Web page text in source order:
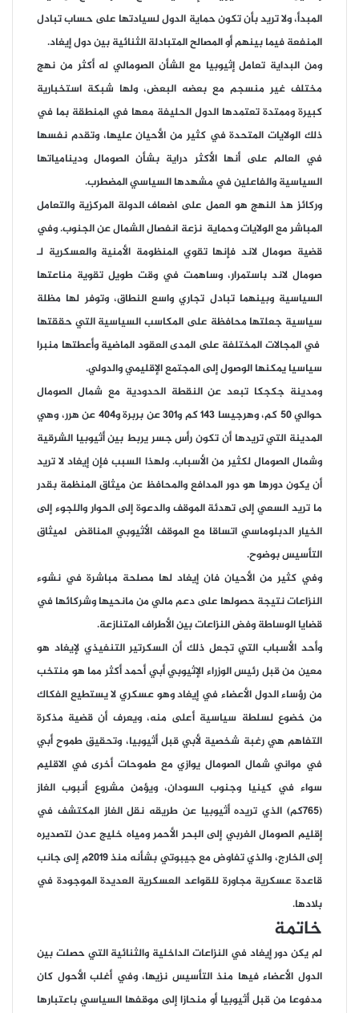
المبدأ، ولا تريد بأن تكون حماية الدول لسيادتها على حساب تبادل
المنفعة فيما بينهم أو المصالح المتبادلة الثنائية بين دول إيغاد.
ومن البداية تعامل إثيوبيا مع الشأن الصومالي له أكثر من نهج
مختلف غير منسجم مع بعضه البعض، ولها شبكة استخبارية
كبيرة وممتدة تعتمدها الدول الحليفة معها في المنطقة بما في
ذلك الولايات المتحدة في كثير من الأحيان عليها، وتقدم نفسها
في العالم على أنها الأكثر دراية بشأن الصومال ودينامياتها
السياسية والفاعلين في مشهدها السياسي المضطرب.
وركائز هذ النهج هو العمل على اضعاف الدولة المركزية والتعامل
المباشر مع الولايات وحماية نزعة انفصال الشمال عن الجنوب. وفي
قضية صومال لاند فإنها تقوي المنظومة الأمنية والعسكرية لـ
صومال لاند باستمرار، وساهمت في وقت طويل تقوية مناعتها
السياسية وبينهما تبادل تجاري واسع النطاق، وتوفر لها مظلة
سياسية جعلتها محافظة على المكاسب السياسية التي حققتها
في المجالات المختلفة على المدى العقود الماضية وأعطتها منبرا
سياسيا يمكنها الوصول إلى المجتمع الإقليمي والدولي.
ومدينة جكجكا تبعد عن النقطة الحدودية مع شمال الصومال
حوالي 50 كم، وهرجيسا 143 كم و301 عن بربرة و404 عن هرر، وهي
المدينة التي تريدها أن تكون رأس جسر يربط بين أثيوبيا الشرقية
وشمال الصومال لكثير من الأسباب. ولهذا السبب فإن إيغاد لا تريد
أن يكون دورها هو دور المدافع والمحافظ عن ميثاق المنظمة بقدر
ما تريد السعي إلى تهدئة الموقف والدعوة إلى الحوار واللجوء إلى
الخيار الدبلوماسي اتساقا مع الموقف الأثيوبي المناقض لميثاق
التأسيس بوضوح.
وفي كثير من الأحيان فان إيغاد لها مصلحة مباشرة في نشوء
النزاعات نتيجة حصولها على دعم مالي من مانحيها وشركائها في
قضايا الوساطة وفض النزاعات بين الأطراف المتنازعة.
وأحد الأسباب التي تجعل ذلك أن السكرتير التنفيذي لإيغاد هو
معين من قبل رئيس الوزراء الإثيوبي أبي أحمد أكثر مما هو منتخب
من رؤساء الدول الأعضاء في إيغاد وهو عسكري لا يستطيع الفكاك
من خضوع لسلطة سياسية أعلى منه، ويعرف أن قضية مذكرة
التفاهم هي رغبة شخصية لأبي قبل أثيوبيا، وتحقيق طموح أبي
في مواني شمال الصومال يوازي مع طموحات أخرى في الاقليم
سواء في كينيا وجنوب السودان، ويؤمن مشروع أنبوب الغاز
(765كم) الذي تريده أثيوبيا عن طريقه نقل الغاز المكتشف في
إقليم الصومال الغربي إلى البحر الأحمر ومياه خليج عدن لتصديره
إلى الخارج، والذي تفاوض مع جيبوتي بشأنه منذ 2019م إلى جانب
قاعدة عسكرية مجاورة للقواعد العسكرية العديدة الموجودة في
بلادها.
خاتمة
لم يكن دور إيغاد في النزاعات الداخلية والثنائية التي حصلت بين
الدول الأعضاء فيها منذ التأسيس نزيها، وفي أغلب الأحول كان
مدفوعا من قبل أثيوبيا أو منحازا إلى موقفها السياسي باعتبارها